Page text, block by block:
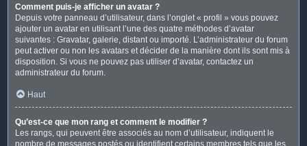
Comment puis-je afficher un avatar ?
Depuis votre panneau d’utilisateur, dans l’onglet « profil » vous pouvez
ajouter un avatar en utilisant l’une des quatre méthodes d’avatar
suivantes : Gravatar, galerie, distant ou importé. L’administrateur du forum
peut activer ou non les avatars et décider de la manière dont ils sont mis à
disposition. Si vous ne pouvez pas utiliser d’avatar, contactez un
administrateur du forum.
Haut
Qu’est-ce que mon rang et comment le modifier ?
Les rangs, qui peuvent être associés au nom d’utilisateur, indiquent le
nombre de messages postés ou identifient certains membres tels que les